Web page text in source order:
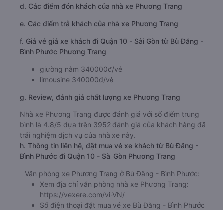
d. Các điểm đón khách của nhà xe Phương Trang
e. Các điểm trả khách của nhà xe Phương Trang
f. Giá vé giá xe khách đi Quận 10 - Sài Gòn từ Bù Đăng -
Bình Phước Phương Trang
giường nằm 340000đ/vé
limousine 340000đ/vé
g. Review, đánh giá chất lượng xe Phương Trang
Nhà xe Phương Trang được đánh giá với số điểm trung
bình là 4.8/5 dựa trên 3952 đánh giá của khách hàng đã
trải nghiệm dịch vụ của nhà xe này.
h. Thông tin liên hệ, đặt mua vé xe khách từ Bù Đăng -
Bình Phước đi Quận 10 - Sài Gòn Phương Trang
Văn phòng xe Phương Trang ở Bù Đăng - Bình Phước:
Xem địa chỉ văn phòng nhà xe Phương Trang:
https://vexere.com/vi-VN/
Số điện thoại đặt mua vé xe Bù Đăng - Bình Phước